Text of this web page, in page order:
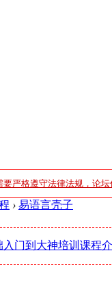
要严格遵守法律法规，论
› 易语言壳子
门到大神培训课程